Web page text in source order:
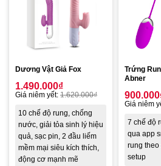
Dương Vật Giả Fox
1.490.000₫
Giá niêm yết: 1.620.000₫
10 chế độ rung, chống
nước, giải tỏa sinh lý hiệu
quả, sạc pin, 2 đầu liếm
mềm mại siêu kích thích,
động cơ mạnh mẽ
Trứng
Abner
900.000
Giá niêm
7 chế độ
qua app
rung theo
setup